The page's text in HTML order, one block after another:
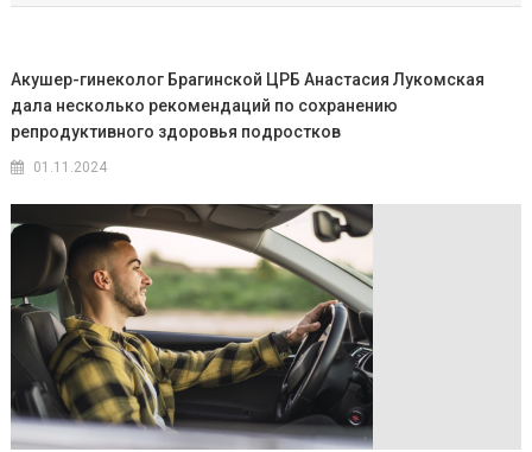
Акушер-гинеколог Брагинской ЦРБ Анастасия Лукомская
дала несколько рекомендаций по сохранению
репродуктивного здоровья подростков
01.11.2024